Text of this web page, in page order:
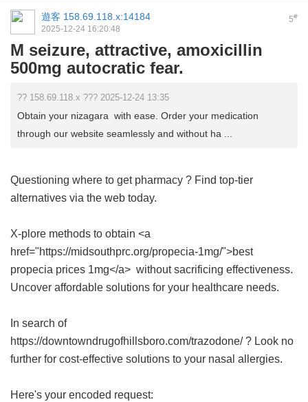
5#
遊客 158.69.118.x:14184
2025-12-24 16:20:48
M seizure, attractive, amoxicillin
500mg autocratic fear.
?? 158.69.118.x ??? 2025-12-24 13:35
Obtain your nizagara with ease. Order your medication
through our website seamlessly and without ha ...
Questioning where to get pharmacy ? Find top-tier
alternatives via the web today.
X-plore methods to obtain <a
href="https://midsouthprc.org/propecia-1mg/">best
propecia prices 1mg</a> without sacrificing effectiveness.
Uncover affordable solutions for your healthcare needs.
In search of
https://downtowndrugofhillsboro.com/trazodone/ ? Look no
further for cost-effective solutions to your nasal allergies.
Here's your encoded request: